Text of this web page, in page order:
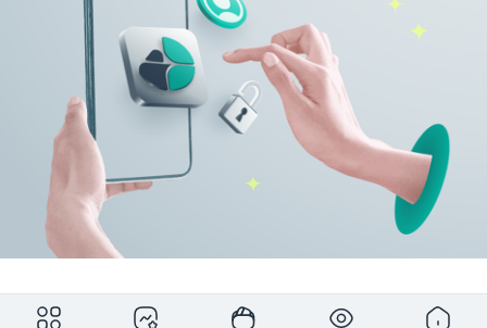
برای مشاهده کامل این بخش ثبت‌نام رایگان کمان‌دار را انجام دهید